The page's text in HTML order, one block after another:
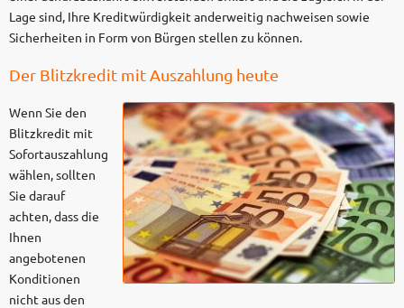
Lage sind, Ihre Kreditwürdigkeit anderweitig nachweisen sowie
Sicherheiten in Form von Bürgen stellen zu können.
Der Blitzkredit mit Auszahlung heute
Wenn Sie den
Blitzkredit mit
Sofortauszahlung
wählen, sollten
Sie darauf
achten, dass die
Ihnen
angebotenen
Konditionen
nicht aus den